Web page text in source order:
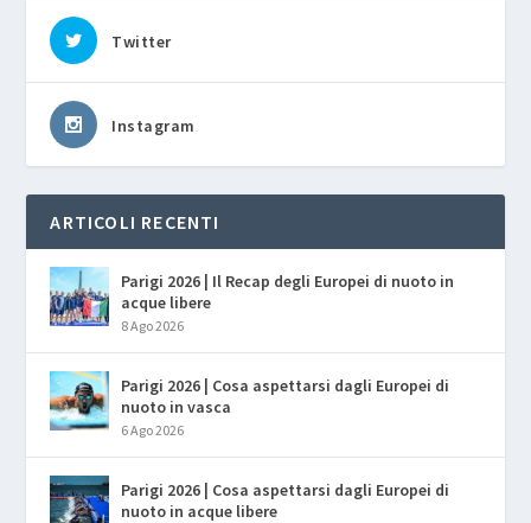
Twitter
Instagram
ARTICOLI RECENTI
Parigi 2026 | Il Recap degli Europei di nuoto in
acque libere
8 Ago 2026
Parigi 2026 | Cosa aspettarsi dagli Europei di
nuoto in vasca
6 Ago 2026
Parigi 2026 | Cosa aspettarsi dagli Europei di
nuoto in acque libere